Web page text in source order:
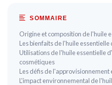
SOMMAIRE
Origine et composition de l'huile
Les bienfaits de l'huile
Utilisations de l'huile essentielle
cosmétiques
Les défis de
L'impact environnemental de